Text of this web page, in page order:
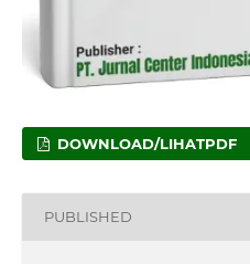
DOWNLOAD/LIHATPDF
PUBLISHED